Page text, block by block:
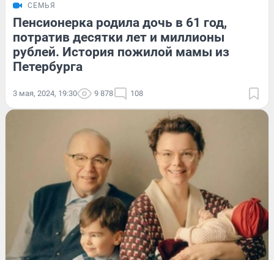
СЕМЬЯ
Пенсионерка родила дочь в 61 год,
потратив десятки лет и миллионы
рублей. История пожилой мамы из
Петербурга
3 мая, 2024, 19:30 9 878 108